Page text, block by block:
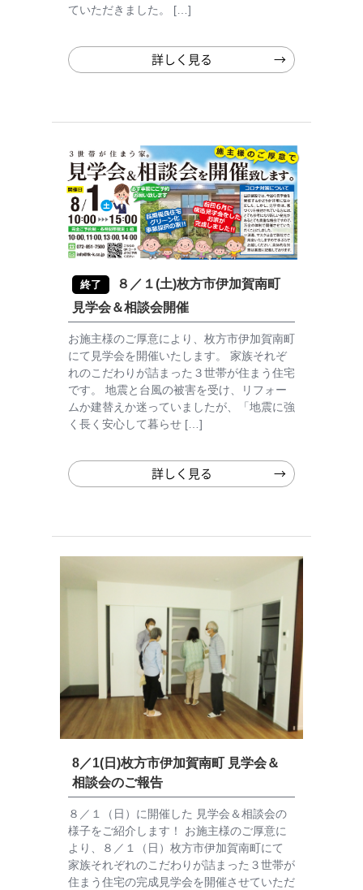
ていただきました。 […]
詳しく見る
終了
８／１(土)枚方市伊加賀南町
見学会＆相談会開催
お施主様のご厚意により、枚方市伊加賀南町
にて見学会を開催いたします。 家族それぞ
れのこだわりが詰まった３世帯が住まう住宅
です。 地震と台風の被害を受け、リフォー
ムか建替えか迷っていましたが、「地震に強
く長く安心して暮らせ […]
詳しく見る
8／1(日)枚方市伊加賀南町 見学会＆
相談会のご報告
８／１（日）に開催した 見学会＆相談会の
様子をご紹介します！ お施主様のご厚意に
より、８／１（日）枚方市伊加賀南町にて
家族それぞれのこだわりが詰まった３世帯が
住まう住宅の完成見学会を開催させていただ